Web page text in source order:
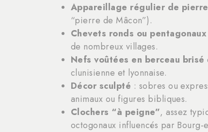
Appareillage régulier de
“pierre de Mâcon”).
Chevets ronds ou pentagonaux
de nombreux villages.
Nefs voûtées en berceau brisé
clunisienne et lyonnaise.
Décor sculpté : sobres ou
animaux ou figures bibliques.
Clochers “à peigne”, assez
octogonaux influencés par Bourg-